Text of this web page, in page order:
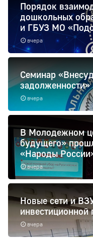
вчера
Порядок
дошкольных
и ГБУЗ МО
вчера
Семинар
вчера
В Молодежном
будущего»
«Народы
вчера
Новые сети и
инвестиционной